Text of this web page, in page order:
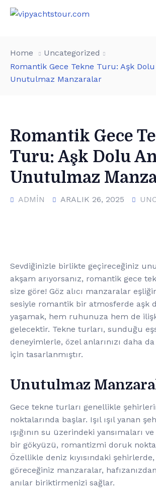
All Boats
Special Day Events
List of water sports
Additional services
Türkçe
English
Home
Uncategorized
Romantik Gece Tekne Turu: Aşk
Unutulmaz Manzaralar
Romantik Gece
Turu: Aşk Dolu
Unutulmaz
ADMIN ARALIK 26, 2025
Sevdiğinizle birlikte geçireceğiniz
akşam arıyorsanız, romantik gece
size göre! Göz alıcı manzaralar
sesiyle romantik bir atmosferde aşk
yaşamak, hem ruhunuza hem de
gelecektir. Tekne turları, sunduğu
deneyimlerle, özel anlarınızı daha
için tasarlanmıştır.
Unutulmaz
Gece tekne turları genellikle
noktalarında başlar. Işıl ışıl yanan
ışığının su üzerindeki yansımaları
bir gökyüzü, romantizmi doruk
Özellikle deniz kıyısındaki
göreceğiniz manzaralar,
anılar biriktirmenizi sağlar.